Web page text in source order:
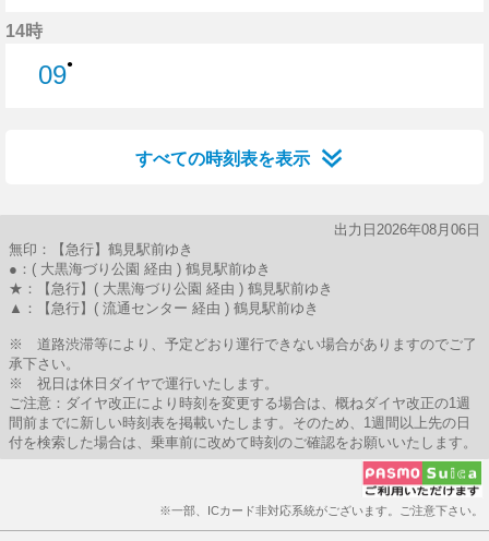
14時
09●
すべての時刻表を表示
出力日2026年08月06日
無印：【急行】鶴見駅前ゆき
●：( 大黒海づり公園 経由 ) 鶴見駅前ゆき
★：【急行】( 大黒海づり公園 経由 ) 鶴見駅前ゆき
▲：【急行】( 流通センター 経由 ) 鶴見駅前ゆき
※ 道路渋滞等により、予定どおり運行できない場合がありますのでご了
承下さい。
※ 祝日は休日ダイヤで運行いたします。
ご注意：ダイヤ改正により時刻を変更する場合は、概ねダイヤ改正の1週
間前までに新しい時刻表を掲載いたします。そのため、1週間以上先の日
付を検索した場合は、乗車前に改めて時刻のご確認をお願いいたします。
※一部、ICカード非対応系統がございます。ご注意下さい。